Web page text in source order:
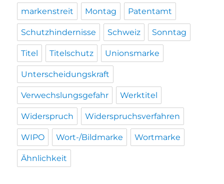
markenstreit Montag Patentamt
Schutzhindernisse Schweiz Sonntag
Titel Titelschutz Unionsmarke
Unterscheidungskraft
Verwechslungsgefahr Werktitel
Widerspruch Widerspruchsverfahren
WIPO Wort-/Bildmarke Wortmarke
Ähnlichkeit